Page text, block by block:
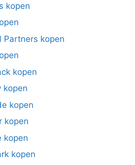
kopen
Partners kopen
kopen
kopen
kopen
kopen
kopen
kopen